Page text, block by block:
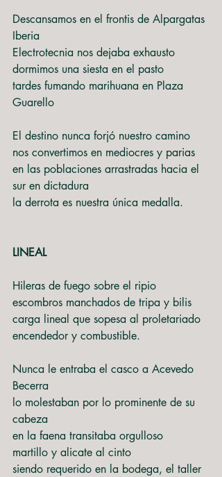
Descansamos en el frontis de Alpargatas
Iberia
Electrotecnia nos dejaba exhausto
dormimos una siesta en el pasto
tardes fumando marihuana en Plaza
Guarello
El destino nunca forjó nuestro camino
nos convertimos en mediocres y parias
en las poblaciones arrastradas hacia el
sur en dictadura
la derrota es nuestra única medalla.
LINEAL
Hileras de fuego sobre el ripio
escombros manchados de tripa y bilis
carga lineal que sopesa al proletariado
encendedor y combustible.
Nunca le entraba el casco a Acevedo
Becerra
lo molestaban por lo prominente de su
cabeza
en la faena transitaba orgulloso
martillo y alicate al cinto
siendo requerido en la bodega, el taller